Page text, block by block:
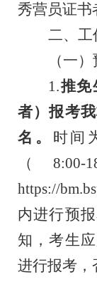
秀营员证书
二、工
（一
1.推免
者）报考
名。 时间
（
https://
内进行预
知，考生
进行报考，